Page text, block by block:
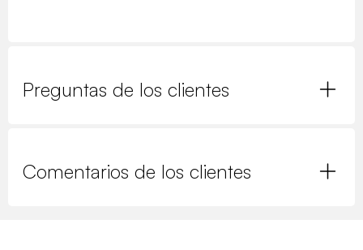
Preguntas de los clientes
Comentarios de los clientes